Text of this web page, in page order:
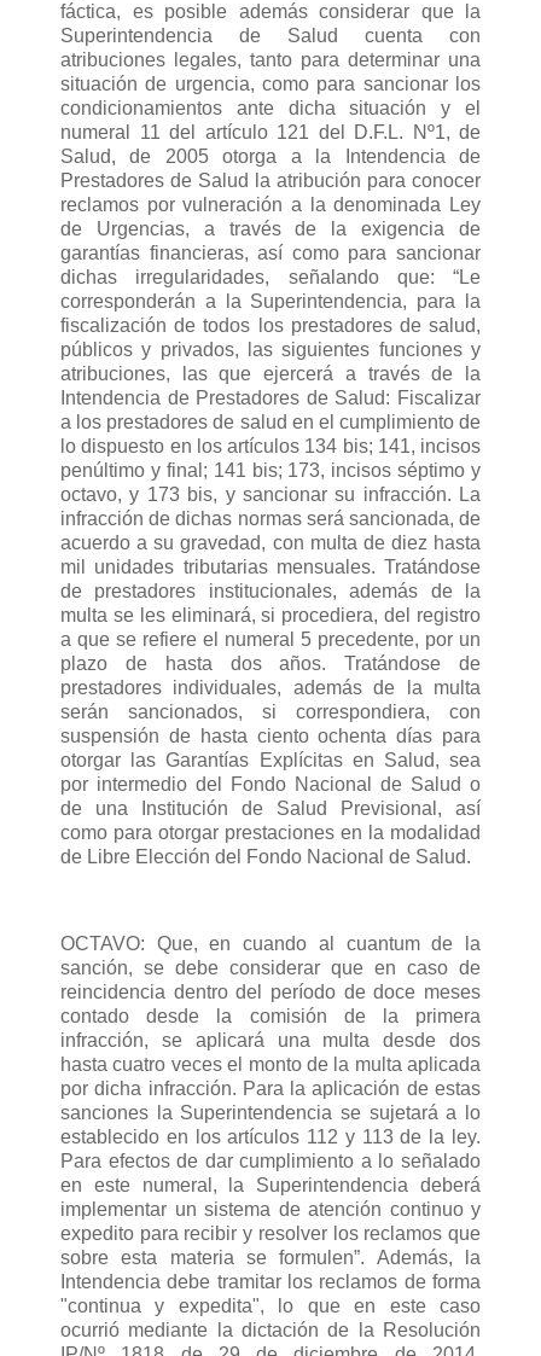
fáctica, es posible además considerar que la
Superintendencia de Salud cuenta con
atribuciones legales, tanto para determinar una
situación de urgencia, como para sancionar los
condicionamientos ante dicha situación y el
numeral 11 del artículo 121 del D.F.L. Nº1, de
Salud, de 2005 otorga a la Intendencia de
Prestadores de Salud la atribución para conocer
reclamos por vulneración a la denominada Ley
de Urgencias, a través de la exigencia de
garantías financieras, así como para sancionar
dichas irregularidades, señalando que: “Le
corresponderán a la Superintendencia, para la
fiscalización de todos los prestadores de salud,
públicos y privados, las siguientes funciones y
atribuciones, las que ejercerá a través de la
Intendencia de Prestadores de Salud: Fiscalizar
a los prestadores de salud en el cumplimiento de
lo dispuesto en los artículos 134 bis; 141, incisos
penúltimo y final; 141 bis; 173, incisos séptimo y
octavo, y 173 bis, y sancionar su infracción. La
infracción de dichas normas será sancionada, de
acuerdo a su gravedad, con multa de diez hasta
mil unidades tributarias mensuales. Tratándose
de prestadores institucionales, además de la
multa se les eliminará, si procediera, del registro
a que se refiere el numeral 5 precedente, por un
plazo de hasta dos años. Tratándose de
prestadores individuales, además de la multa
serán sancionados, si correspondiera, con
suspensión de hasta ciento ochenta días para
otorgar las Garantías Explícitas en Salud, sea
por intermedio del Fondo Nacional de Salud o
de una Institución de Salud Previsional, así
como para otorgar prestaciones en la modalidad
de Libre Elección del Fondo Nacional de Salud.
OCTAVO: Que, en cuando al cuantum de la
sanción, se debe considerar que en caso de
reincidencia dentro del período de doce meses
contado desde la comisión de la primera
infracción, se aplicará una multa desde dos
hasta cuatro veces el monto de la multa aplicada
por dicha infracción. Para la aplicación de estas
sanciones la Superintendencia se sujetará a lo
establecido en los artículos 112 y 113 de la ley.
Para efectos de dar cumplimiento a lo señalado
en este numeral, la Superintendencia deberá
implementar un sistema de atención continuo y
expedito para recibir y resolver los reclamos que
sobre esta materia se formulen”. Además, la
Intendencia debe tramitar los reclamos de forma
"continua y expedita", lo que en este caso
ocurrió mediante la dictación de la Resolución